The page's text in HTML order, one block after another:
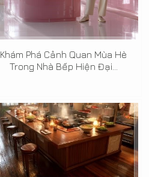
Khám Phá Cảnh Quan Mùa Hè
Trong Nhà Bếp Hiện Đại...